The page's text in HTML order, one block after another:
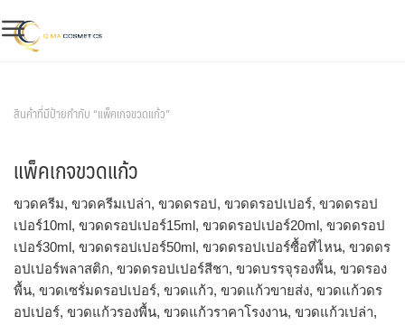
to
content
สินค้าที่มีป้ายกำกับ “แพ็คเกจขวดแก้ว”
แพ็คเกจขวดแก้ว
ขวดครีม, ขวดครีมเปล่า, ขวดดรอป, ขวดดรอปเปอร์, ขวดดรอป
เปอร์10ml, ขวดดรอปเปอร์15ml, ขวดดรอปเปอร์20ml, ขวดดรอป
เปอร์30ml, ขวดดรอปเปอร์50ml, ขวดดรอปเปอร์ซื้อที่ไหน, ขวดดร
อปเปอร์พลาสติก, ขวดดรอปเปอร์สีชา, ขวดบรรจุรองพื้น, ขวดรอง
พื้น, ขวดเซรั่มดรอปเปอร์, ขวดแก้ว, ขวดแก้วขายส่ง, ขวดแก้วดร
อปเปอร์, ขวดแก้วรองพื้น, ขวดแก้วราคาโรงงาน, ขวดแก้วเปล่า,